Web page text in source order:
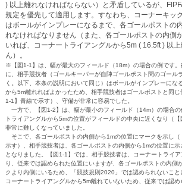
) 以上離れなければならない）と矛盾しているが、
規定を優先して適用します。すなわち、コーナーキッ
はボールがインプレーになるまで、各ゴールポストの
れなければなりません（また、各ゴールポストの内側
いれば、コーナートライアングルから5m ( 16.5ft ) 以
ん）。
※【図1-1】は、幅が最大のフィールド（18m）の場合の例です
に、相手競技者（ゴールキーパーが自陣ゴールポスト間のゴール
く。以下、本条の説明において同じ）はボールがインプレーにな
から5m離れればよかったため、相手競技者はゴールポストと同
1-1】青線で示す）、守備が非常に容易でした。
一方で、【図1-2】は、幅が最小のフィールド（14m）の場合
トライアングルから5mの位置がフィールドの中央に近くなり（
非常に難しくなっていました。
そこで、各ゴールポストの内側から1mの位置にマークを示し
示す）、相手競技者は、各ゴールポストの内側から1mの位置に
となりました。【図1-1】では、相手競技者は、コーナートライ
り、従来では認められた位置にいますが、各ゴールポストの内側
クより内側にいるため、「競技規則2020」では認められないこと
コーナートライアングルから5m離れていないため、従来では認